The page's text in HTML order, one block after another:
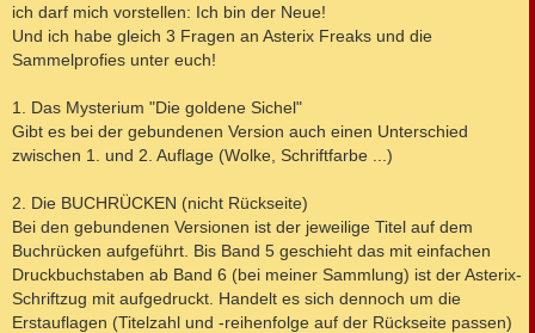
r
a
g
ich darf mich vorstellen: Ich bin der Neue!
Und ich habe gleich 3 Fragen an Asterix Freaks und die
Sammelprofies unter euch!
1. Das Mysterium "Die goldene Sichel"
Gibt es bei der gebundenen Version auch einen Unterschied
zwischen 1. und 2. Auflage (Wolke, Schriftfarbe ...)
2. Die BUCHRÜCKEN (nicht Rückseite)
Bei den gebundenen Versionen ist der jeweilige Titel auf dem
Buchrücken aufgeführt. Bis Band 5 geschieht das mit einfachen
Druckbuchstaben ab Band 6 (bei meiner Sammlung) ist der Asterix-
Schriftzug mit aufgedruckt. Handelt es sich dennoch um die
Erstauflagen (Titelzahl und -reihenfolge auf der Rückseite passen)